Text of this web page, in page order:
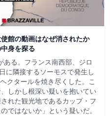
館の動画はなぜ消されたか
身を探る
る。フランス南西部、ジロ
に隣接するソーモスで発生し
クタールを焼き尽くした。こ
しかし根深い疑いを抱いてい
れた観光地であるカップ・フ
ではないか」という疑いだ。